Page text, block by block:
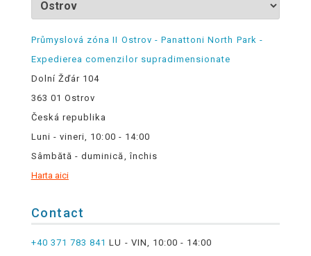
Průmyslová zóna II Ostrov - Panattoni North Park -
Expedierea comenzilor supradimensionate
Dolní Žďár 104
363 01 Ostrov
Česká republika
Luni - vineri, 10:00 - 14:00
Sâmbătă - duminică, închis
Harta aici
Contact
+40 371 783 841 LU - VIN, 10:00 - 14:00